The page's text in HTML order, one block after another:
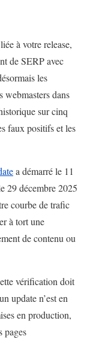
à votre release,
de SERP avec
les
webmasters dans
sur cinq
faux positifs et les
a démarré le 11
29 décembre 2025
courbe de trafic
à tort une
de contenu ou
vérification doit
update n’est en
en production,
pages